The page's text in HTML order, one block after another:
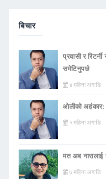
बिचार
प्रवासी र
समेटिनुपर्छ
४ महिना अगाडि
ओलीको अहंकार:
५ महिना अगाडि
मत अब नारालाई
७ महिना अगाडि